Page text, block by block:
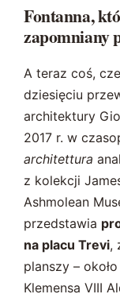
Fontanna,
zapomniany
A teraz coś,
dziesięciu
architektury
2017 r. w
architettura
z kolekcji
Ashmolean
przedstawia
na placu Trevi,
planszy –
Klemensa VIII